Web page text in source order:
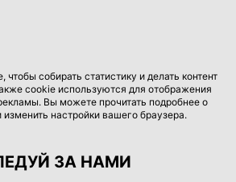
собирать статистику и делать контент
cookie используются для отображения
Вы можете прочитать подробнее о
изменить настройки вашего браузера.
ЗА НАМИ